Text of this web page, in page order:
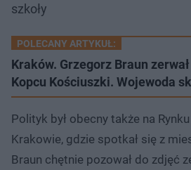
szkoły
POLECANY ARTYKUŁ:
Kraków. Grzegorz Braun
Kopcu Kościuszki. Wojewoda
Polityk był obecny także na
Krakowie, gdzie spotkał się z
Braun chętnie pozował do zdjęć